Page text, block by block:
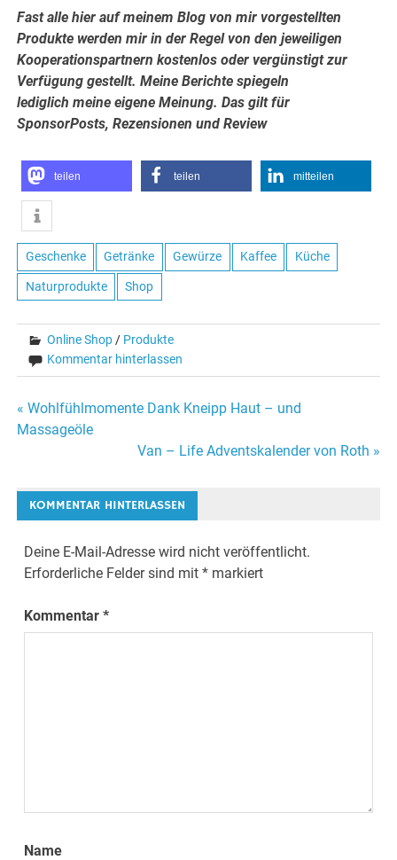
Fast alle hier auf meinem Blog von mir vorgestellten
Produkte werden mir in der Regel von den jeweiligen
Kooperationspartnern kostenlos oder vergünstigt zur
Verfügung gestellt. Meine Berichte spiegeln
lediglich meine eigene Meinung. Das gilt für
SponsorPosts, Rezensionen und Review
teilen teilen mitteilen
Geschenke Getränke Gewürze Kaffee Küche
Naturprodukte Shop
Online Shop / Produkte
Kommentar hinterlassen
Beitragsnavigation
« Wohlfühlmomente Dank Kneipp Haut – und
Massageöle
Van – Life Adventskalender von Roth »
KOMMENTAR HINTERLASSEN
Deine E-Mail-Adresse wird nicht veröffentlicht.
Erforderliche Felder sind mit* markiert
Kommentar*
Name